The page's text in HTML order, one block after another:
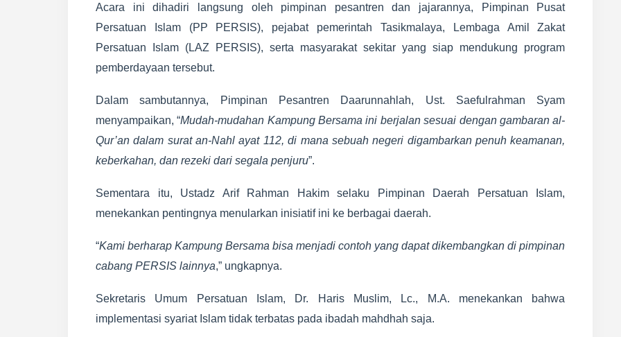
Acara ini dihadiri langsung oleh pimpinan pesantren dan jajarannya, Pimpinan Pusat
Persatuan Islam (PP PERSIS), pejabat pemerintah Tasikmalaya, Lembaga Amil Zakat
Persatuan Islam (LAZ PERSIS), serta masyarakat sekitar yang siap mendukung program
pemberdayaan tersebut.
Dalam sambutannya, Pimpinan Pesantren Daarunnahlah, Ust. Saefulrahman Syam
menyampaikan, “Mudah-mudahan Kampung Bersama ini berjalan sesuai dengan gambaran al-
Qur’an dalam surat an-Nahl ayat 112, di mana sebuah negeri digambarkan penuh keamanan,
keberkahan, dan rezeki dari segala penjuru”.
Sementara itu, Ustadz Arif Rahman Hakim selaku Pimpinan Daerah Persatuan Islam,
menekankan pentingnya menularkan inisiatif ini ke berbagai daerah.
“Kami berharap Kampung Bersama bisa menjadi contoh yang dapat dikembangkan di pimpinan
cabang PERSIS lainnya,” ungkapnya.
Sekretaris Umum Persatuan Islam, Dr. Haris Muslim, Lc., M.A. menekankan bahwa
implementasi syariat Islam tidak terbatas pada ibadah mahdhah saja.